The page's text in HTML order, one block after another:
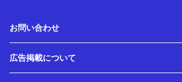
お問い合わせ
広告掲載について